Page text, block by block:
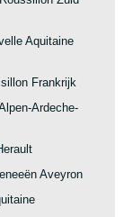
Aquitaine
Frankrijk
Ardeche-
Aveyron